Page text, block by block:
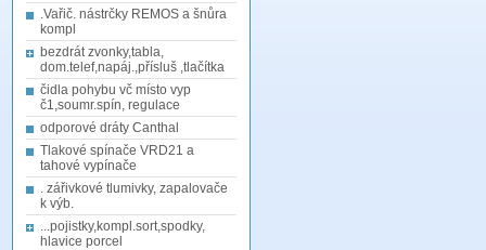
.Vařič. nástrčky REMOS a šnůra
kompl
bezdrát zvonky,tabla,
dom.telef,napáj.,přísluš ,tlačítka
čidla pohybu vč místo vyp
č1,soumr.spín, regulace
odporové dráty Canthal
Tlakové spínače VRD21 a
tahové vypínače
. zářivkové tlumivky, zapalovače
k výb.
...pojistky,kompl.sort,spodky,
hlavice porcel